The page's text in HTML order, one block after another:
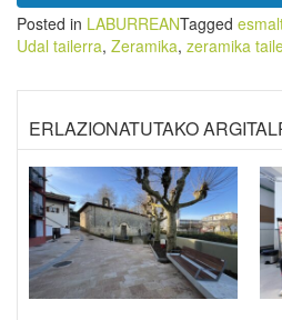
Posted in LABURREANTagged
Udal tailerra, Zeramika, zeramika
ERLAZIONATUTAKO